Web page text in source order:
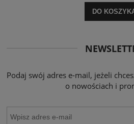
DO
Podaj swój adres e-mail, jeżeli
o nowościach i